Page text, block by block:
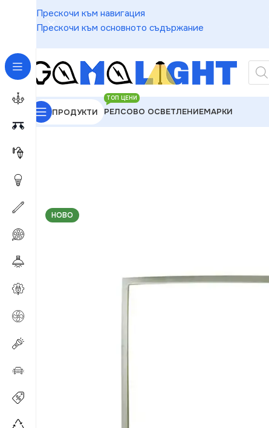
Прескочи към навигация
Прескочи към основното съдържание
ПРОДУКТИ РЕЛСОВО ОСВЕТЛЕНИЕ
ТОП ЦЕНИ
МАРКИ
GAMALIGHT»
НОВО